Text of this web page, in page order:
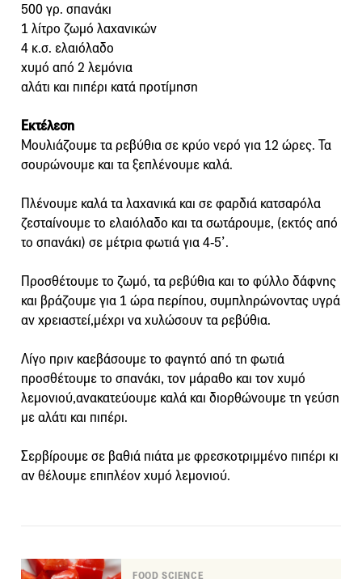
500 γρ. σπανάκι
1 λίτρο ζωμό λαχανικών
4 κ.σ. ελαιόλαδο
χυμό από 2 λεμόνια
αλάτι και πιπέρι κατά προτίμηση
Εκτέλεση
Μουλιάζουμε τα ρεβύθια σε κρύο νερό για 12 ώρες. Τα
σουρώνουμε και τα ξεπλένουμε καλά.
Πλένουμε καλά τα λαχανικά και σε φαρδιά κατσαρόλα
ζεσταίνουμε το ελαιόλαδο και τα σωτάρουμε, (εκτός από
το σπανάκι) σε μέτρια φωτιά για 4-5’.
Προσθέτουμε το ζωμό, τα ρεβύθια και το φύλλο δάφνης
και βράζουμε για 1 ώρα περίπου, συμπληρώνοντας υγρά
αν χρειαστεί,μέχρι να χυλώσουν τα ρεβύθια.
Λίγο πριν καεβάσουμε το φαγητό από τη φωτιά
προσθέτουμε το σπανάκι, τον μάραθο και τον χυμό
λεμονιού,ανακατεύουμε καλά και διορθώνουμε τη γεύση
με αλάτι και πιπέρι.
Σερβίρουμε σε βαθιά πιάτα με φρεσκοτριμμένο πιπέρι κι
αν θέλουμε επιπλέον χυμό λεμονιού.
FOOD SCIENCE